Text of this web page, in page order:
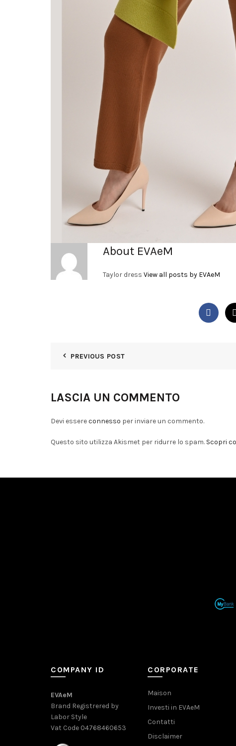
About EVAeM
Taylor dress View all posts by EVAeM
PREVIOUS POST
LASCIA UN COMMENTO
Devi essereconnesso per inviare un commento.
Questo sito utilizza Akismet per ridurre lo spam. Scopri
COMPANY ID
EVAeM
Brand Registrered by
Labor Style
Vat Code 04768460653
CORPORATE
Maison
Investi in EVAeM
Contatti
Disclaimer